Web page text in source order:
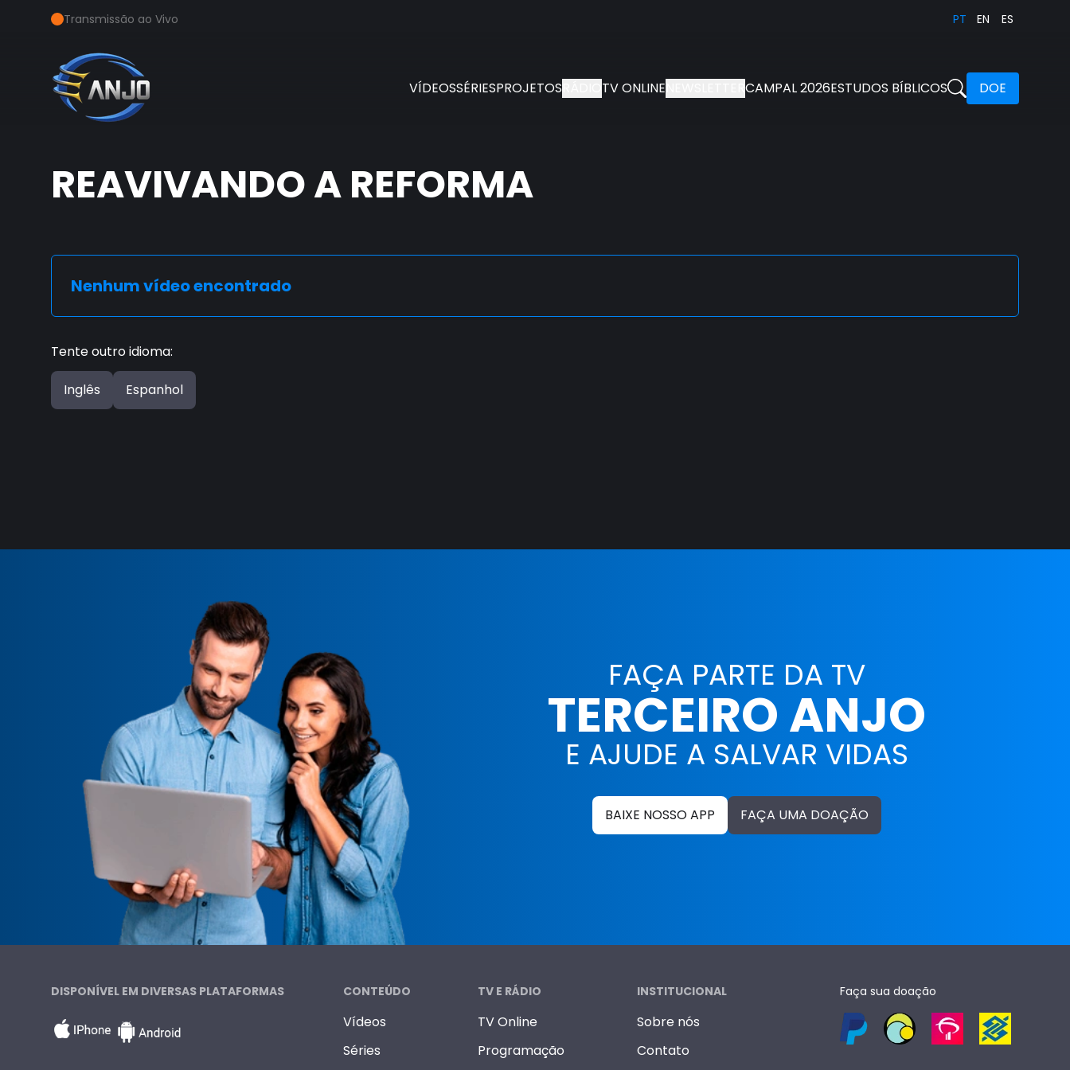
Transmissão ao Vivo PT EN ES
VÍDEOSSÉRIESPROJETOS TV ONLINE CAMPAL 2026ESTUDOS BÍBLICOS DOE
REAVIVANDO A REFORMA
Nenhum vídeo encontrado
Tente outro idioma:
Inglês Espanhol
FAÇA PARTE DA TV
TERCEIRO ANJO
E AJUDE A SALVAR VIDAS
BAIXE NOSSO APP FAÇA UMA DOAÇÃO
DISPONÍVEL EM DIVERSAS PLATAFORMAS CONTEÚDO
Vídeos
Séries
TV E RÁDIO
TV Online
Programação
INSTITUCIONAL
Sobre nós
Contato
Faça sua doação